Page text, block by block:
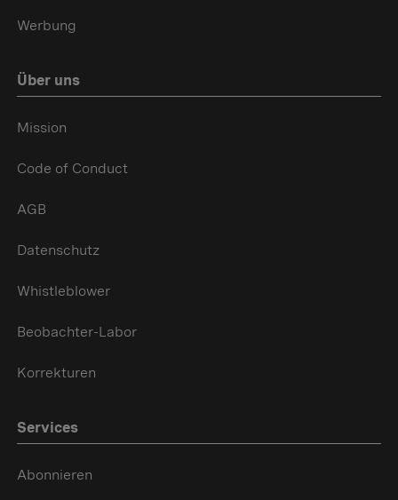
Werbung
Über uns
Mission
Code of Conduct
AGB
Datenschutz
Whistleblower
Beobachter-Labor
Korrekturen
Services
Abonnieren